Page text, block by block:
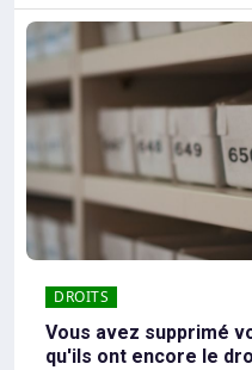
DROITS
Vous avez supprimé
qu'ils ont encore le